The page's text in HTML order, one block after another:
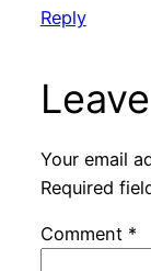
Reply
Your email
Required
Comment *